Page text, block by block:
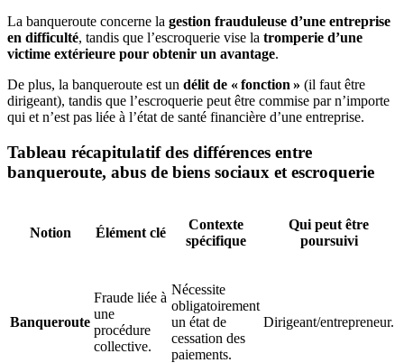
La banqueroute concerne la gestion frauduleuse d’une entreprise
en difficulté, tandis que l’escroquerie vise la tromperie d’une
victime extérieure pour obtenir un avantage.
De plus, la banqueroute est un délit de « fonction » (il faut être
dirigeant), tandis que l’escroquerie peut être commise par n’importe
qui et n’est pas liée à l’état de santé financière d’une entreprise.
Tableau récapitulatif des différences entre
banqueroute, abus de biens sociaux et escroquerie
Notion Élément clé
Contexte
spécifique
Qui peut être
poursuivi
Banqueroute
Fraude liée à
une
procédure
collective.
Nécessite
obligatoirement
un état de
cessation des
paiements.
Dirigeant/entrepreneur.